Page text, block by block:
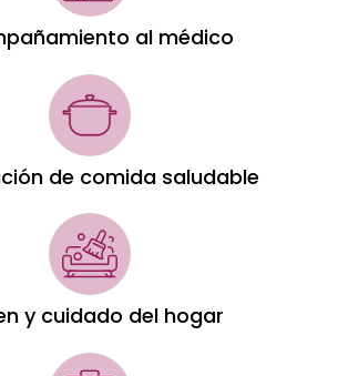
al médico
de comida saludable
y cuidado del hogar